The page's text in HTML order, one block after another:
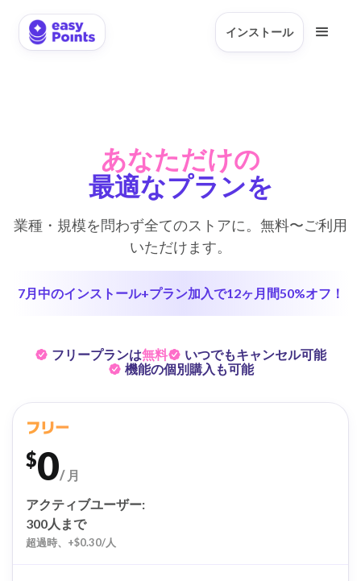
インストール
あなただけの
最適なプランを
業種・規模を問わず全てのストアに。無料〜ご利用
いただけます。
7月中のインストール+プラン加入で12ヶ月間50%オフ！
フリープランは無料
いつでもキャンセル可能
機能の個別購入も可能
フリー
$0/ 月
アクティブユーザー:
300人まで
超過時、+$0.30/人